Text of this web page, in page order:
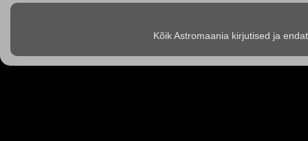
Kõik Astromaania kirjutised ja